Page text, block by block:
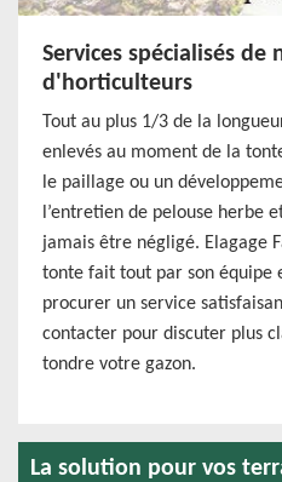
Services spécialisés de
d'horticulteurs
Tout au plus 1/3 de la
enlevés au moment de la
le paillage ou un
l’entretien de pelouse herbe
jamais être négligé. Elagage
tonte fait tout par son équipe
procurer un service
contacter pour discuter plus
tondre votre gazon.
La solution pour vos